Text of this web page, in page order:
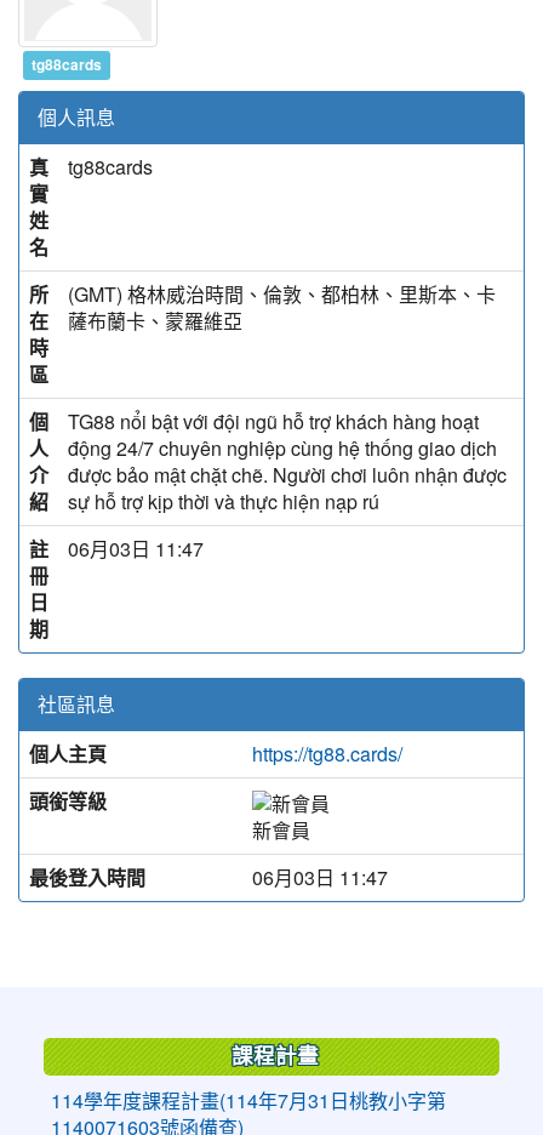
tg88cards
個人訊息
真
實
姓
名
tg88cards
所
在
時
區
(GMT) 格林威治時間、倫敦、都柏林、里斯本、卡
薩布蘭卡、蒙羅維亞
個
人
介
紹
TG88 nổi bật với đội ngũ hỗ trợ khách hàng hoạt
động 24/7 chuyên nghiệp cùng hệ thống giao dịch
được bảo mật chặt chẽ. Người chơi luôn nhận được
sự hỗ trợ kịp thời và thực hiện nạp rú
註
冊
日
期
06月03日 11:47
社區訊息
個人主頁
https://tg88.cards/
頭銜等級
新會員
最後登入時間
06月03日 11:47
課程計畫
114學年度課程計畫(114年7月31日桃教小字第
1140071603號函備查)